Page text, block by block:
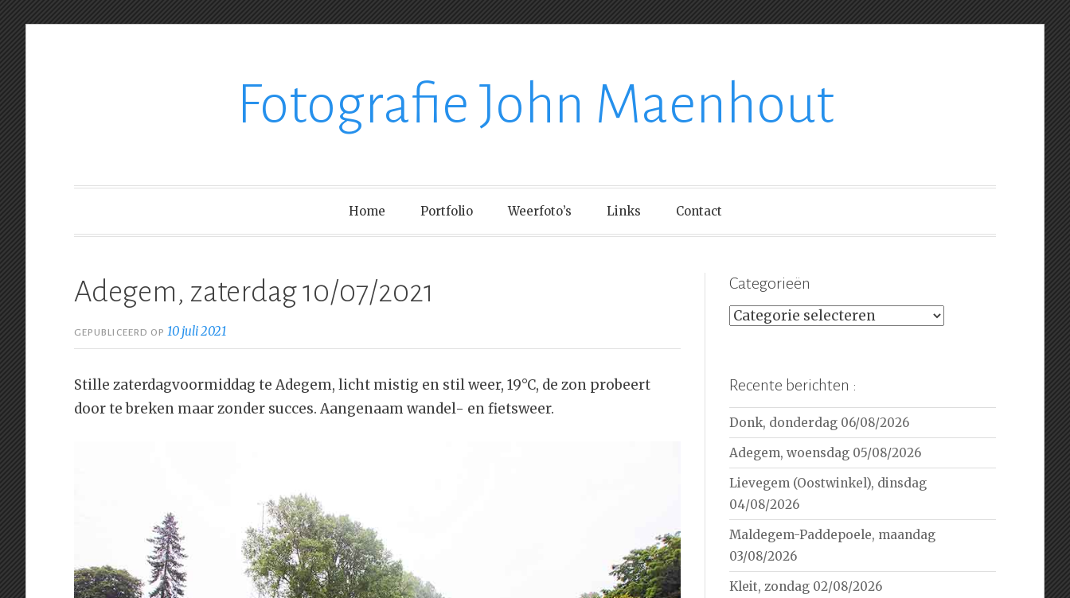
Fotografie John Maenhout
Home Portfolio Weerfoto’s Links Contact
Adegem, zaterdag 10/07/2021
GEPUBLICEERD OP10 juli 2021
Stille zaterdagvoormiddag te Adegem, licht mistig en stil weer, 19°C, de zon probeert
door te breken maar zonder succes. Aangenaam wandel- en fietsweer.
Categorieën
Categorieën
Recente berichten :
Donk, donderdag 06/08/2026
Adegem, woensdag 05/08/2026
Lievegem (Oostwinkel), dinsdag
04/08/2026
Maldegem-Paddepoele, maandag
03/08/2026
Kleit, zondag 02/08/2026